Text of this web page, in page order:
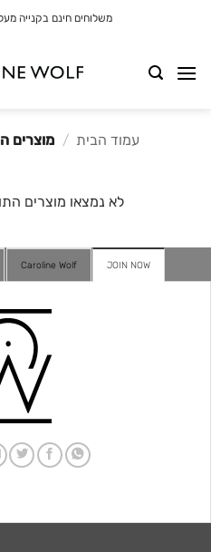
משלוחים חינם בקנייה מעל 399 ש"ח לא כולל
עמוד הבית / מוצרים
לא נמצאו מוצרים
JOIN NOW
Caroline Wolf